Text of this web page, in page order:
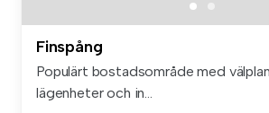
Finspång
Populärt bostadsområde med
lägenheter och in...